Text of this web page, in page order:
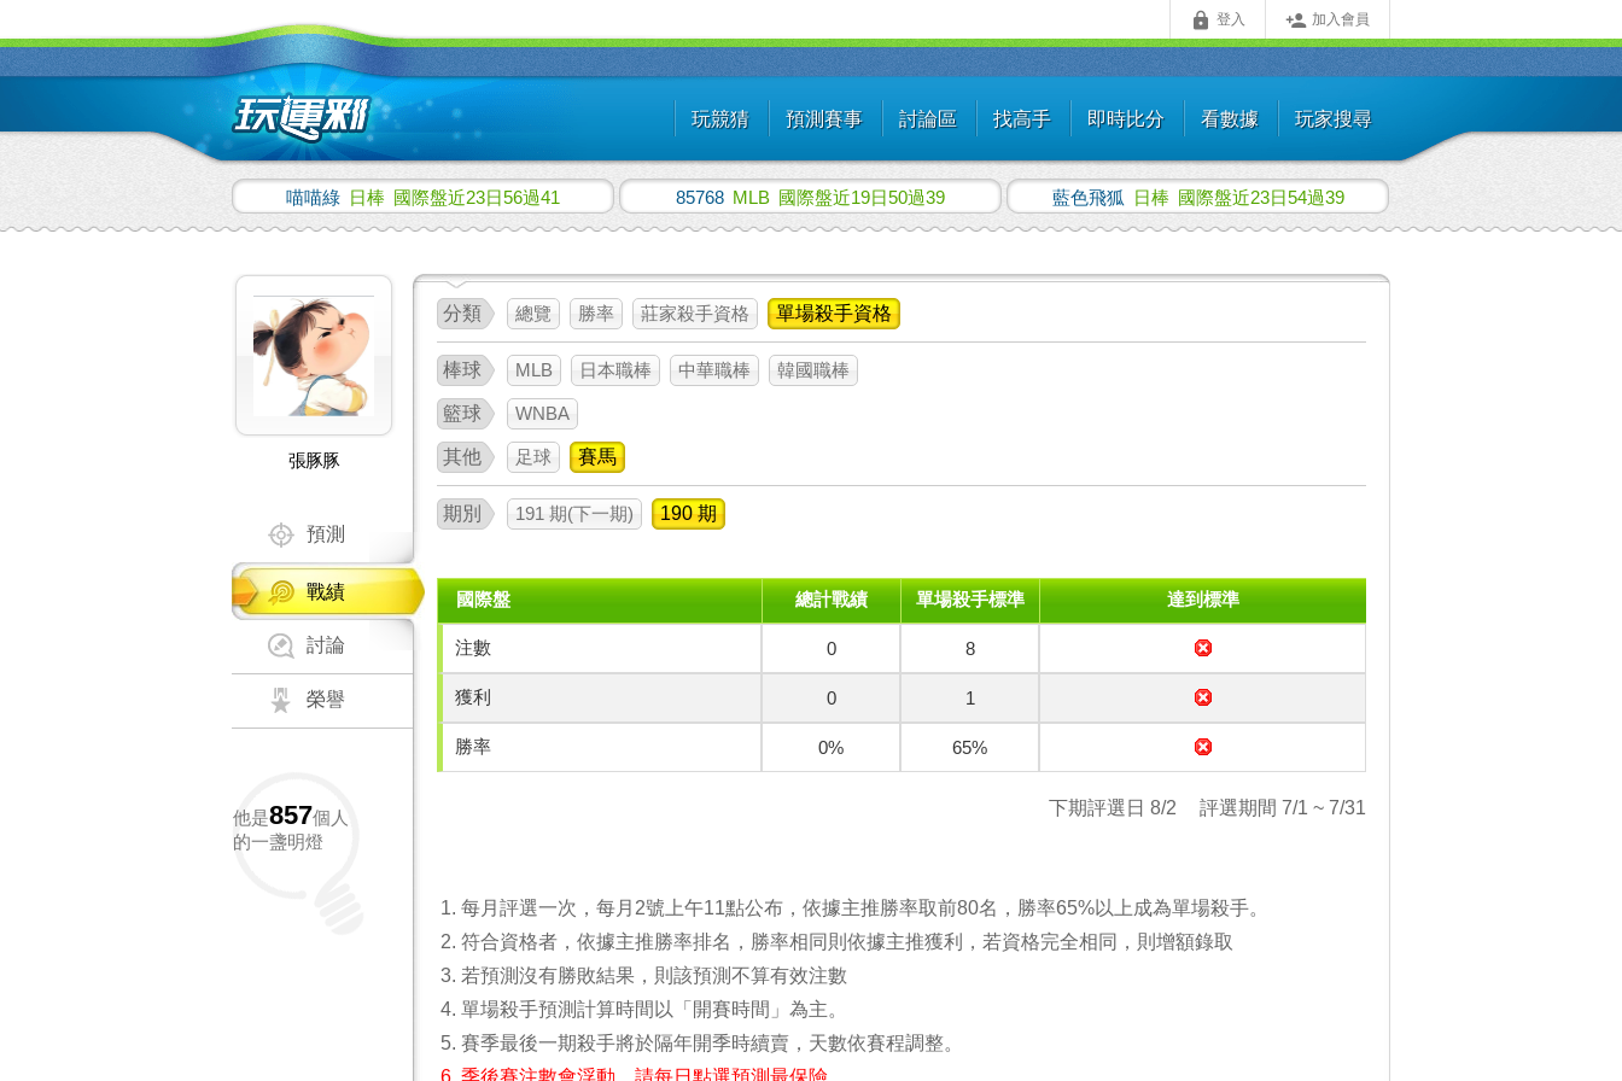
玩競猜 預測賽事 討論區 找高手 即時比分 看數據 玩家搜尋
 登入  加入會員
喵喵綠 日棒 國際盤近23日56過41 85768 MLB 國際盤近19日50過39 藍色飛狐 日棒 國際盤近23日54過39
張豚豚
預測
戰績
討論
榮譽
他是857個人
的一盞明燈
分類 總覽 勝率 莊家殺手資格 單場殺手資格
棒球 MLB 日本職棒 中華職棒 韓國職棒
籃球 WNBA
其他 足球 賽馬
期別 191 期(下一期) 190 期
國際盤 總計戰績 單場殺手標準 達到標準
注數 0 8
獲利 0 1
勝率 0% 65%
下期評選日 8/2 評選期間 7/1 ~ 7/31
每月評選一次，每月2號上午11點公布，依據主推勝率取前80名，勝率65%以上成為單場殺手。
符合資格者，依據主推勝率排名，勝率相同則依據主推獲利，若資格完全相同，則增額錄取
若預測沒有勝敗結果，則該預測不算有效注數
單場殺手預測計算時間以「開賽時間」為主。
賽季最後一期殺手將於隔年開季時續賣，天數依賽程調整。
季後賽注數會浮動，請每日點選預測最保險。